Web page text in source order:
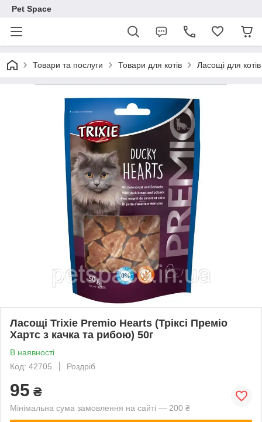
Pet Space
Товари та послуги Товари для котів Ласощі для котів
Ласощі Trixie Premio Hearts (Тріксі Преміо
Хартс з качка та рибою) 50г
В наявності
Код: 42705
Роздріб
95 ₴
Мінімальна сума замовлення на сайті — 200 ₴